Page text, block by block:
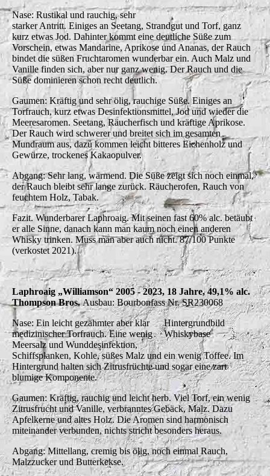
Nase: Rustikal und rauchig, sehr
starker Antritt. Einiges an Seetang, Strandgut und Torf, ganz
kurz etwas Jod. Dahinter kommt eine deutliche Süße zum
Vorschein, etwas Mandarine, Aprikose und Ananas, der Rauch
bindet die süßen Fruchtaromen wunderbar ein. Auch Malz und
Vanille finden sich, aber nur ganz wenig. Der Rauch und die
Süße dominieren schon recht deutlich.
Gaumen: Kräftig und sehr ölig, rauchige Süße. Einiges an
Torfrauch, kurz etwas Desinfektionsmittel, Jod und wieder die
Meeresaromen. Seetang, Räucherfisch und kräftige Aprikose.
Der Rauch wird schwerer und breitet sich im gesamten
Mundraum aus, dazu kommen leicht bitteres Eichenholz und
Gewürze, trockenes Kakaopulver.
Abgang: Sehr lang, wärmend. Die Süße zeigt sich noch einmal,
der Rauch bleibt sehr lange zurück. Räucherofen, Rauch von
feuchtem Holz, Tabak.
Fazit. Wunderbarer Laphroaig. Mit seinen fast 60% alc. betäubt
er alle Sinne, danach kann man kaum noch einen anderen
Whisky trinken. Muss man aber auch nicht. 87/100 Punkte
(verkostet 2021).
Laphroaig „Williamson“ 2005 - 2023, 18 Jahre, 49,1% alc.
Thompson Bros.Ausbau: Bourbonfass Nr. SR230068
Hintergrundbild
Whiskybase
Nase: Ein leicht gezähmter aber klar
medizinischer Torfrauch. Eine wenig
Meersalz und Wunddesinfektion,
Schiffsplanken, Kohle, süßes Malz und ein wenig Toffee. Im
Hintergrund halten sich Zitrusfrüchte und sogar eine zart
blumige Komponente.
Gaumen: Kräftig, rauchig und leicht herb. Viel Torf, ein wenig
Zitrusfrucht und Vanille, verbranntes Gebäck, Malz. Dazu
Apfelkerne und altes Holz. Die Aromen sind harmonisch
miteinander verbunden, nichts stricht besonders heraus.
Abgang: Mittellang, cremig bis ölig, noch einmal Rauch,
Malzzucker und Butterkekse.